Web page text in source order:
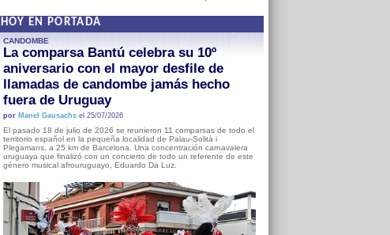
HOY EN PORTADA
CANDOMBE
La comparsa Bantú celebra su 10º
aniversario con el mayor desfile de
llamadas de candombe jamás hecho
fuera de Uruguay
por Manel Gausachsel 25/07/2026
El pasado 18 de julio de 2026 se reunieron 11 comparsas de todo el
territorio español en la pequeña localidad de Palau-Solità i
Plegamans, a 25 km de Barcelona. Una concentración carnavalera
uruguaya que finalizó con un concierto de todo un referente de este
género musical afrouruguayo, Eduardo Da Luz.